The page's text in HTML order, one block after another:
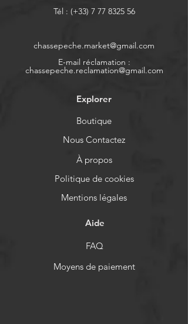
Tél : (+33) 7 77 8325 56
chassepeche.market@gmail.com
E-mail réclamation :
chassepeche.reclamation@gmail.com
Explorer
Boutique
Nous Contactez
À propos
Politique de cookies
Mentions légales
Aide
FAQ
Moyens de paiement